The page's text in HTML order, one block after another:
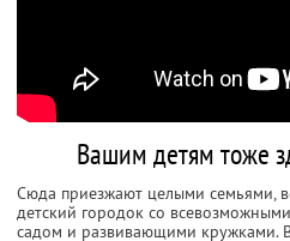
Вашим детям тоже
Сюда приезжают целыми семьями,
детский городок со
садом и развивающими кружками.